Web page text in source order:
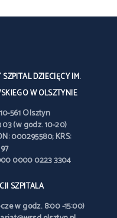
DZIECIĘCY IM.
W OLSZTYNIE
561 Olsztyn
03 (w godz. 10-20)
000295580; KRS:
0000 0223 3304
SZPITALA
w godz. 8:00 -15:00)